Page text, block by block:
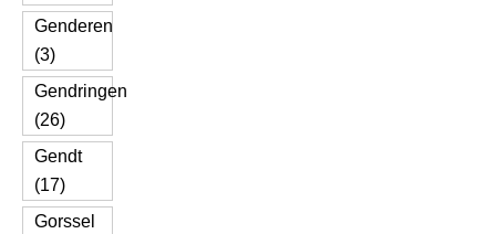
Genderen
(3)
Gendringen
(26)
Gendt
(17)
Gorssel